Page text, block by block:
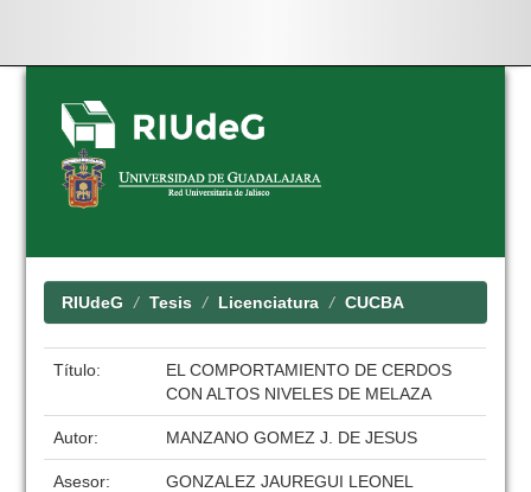
Skip
navigation
RIUdeG Tesis Licenciatura CUCBA
Título:
EL COMPORTAMIENTO DE CERDOS
CON ALTOS NIVELES DE MELAZA
Autor: MANZANO GOMEZ J. DE JESUS
Asesor: GONZALEZ JAUREGUI LEONEL